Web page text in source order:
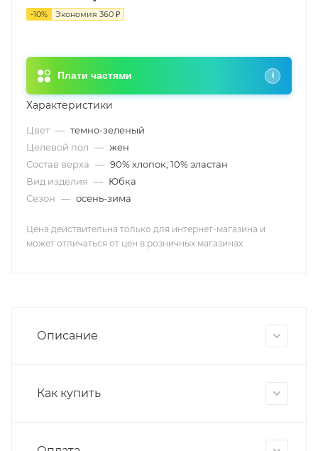
-10% Экономия 360 ₽
Плати частями i
Характеристики
Цвет — темно-зеленый
Целевой пол — жен
Состав верха — 90% хлопок; 10% эластан
Вид изделия — Юбка
Сезон — осень-зима
Цена действительна только для интернет-магазина и
может отличаться от цен в розничных магазинах
Описание
Как купить